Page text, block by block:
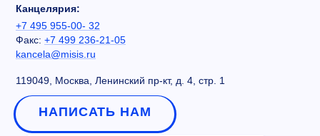
Канцелярия:
+7 495 955-00- 32
Факс: +7 499 236-21-05
kancela@misis.ru
119049, Москва, Ленинский пр-кт, д. 4, стр. 1
НАПИСАТЬ НАМ